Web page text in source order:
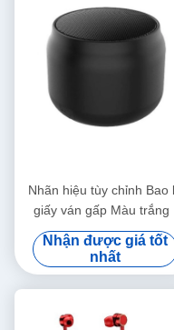
Nhãn hiệu tùy chỉnh Bao
giấy ván gấp Màu trắng /
Đen / Vàng hồng Hộp quà
tính sang trọng với nắp
băng
Nhận được giá tốt
nhất